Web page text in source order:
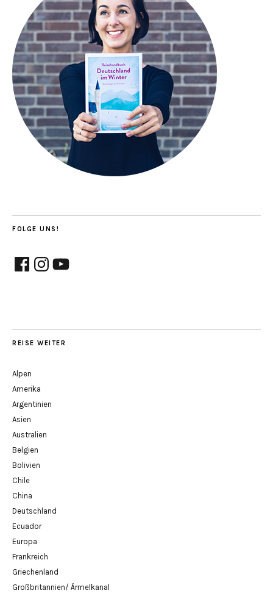
FOLGE UNS!
FacebookInstagram
YouTube
REISE WEITER
Alpen
Amerika
Argentinien
Asien
Australien
Belgien
Bolivien
Chile
China
Deutschland
Ecuador
Europa
Frankreich
Griechenland
Großbritannien/ Ärmelkanal